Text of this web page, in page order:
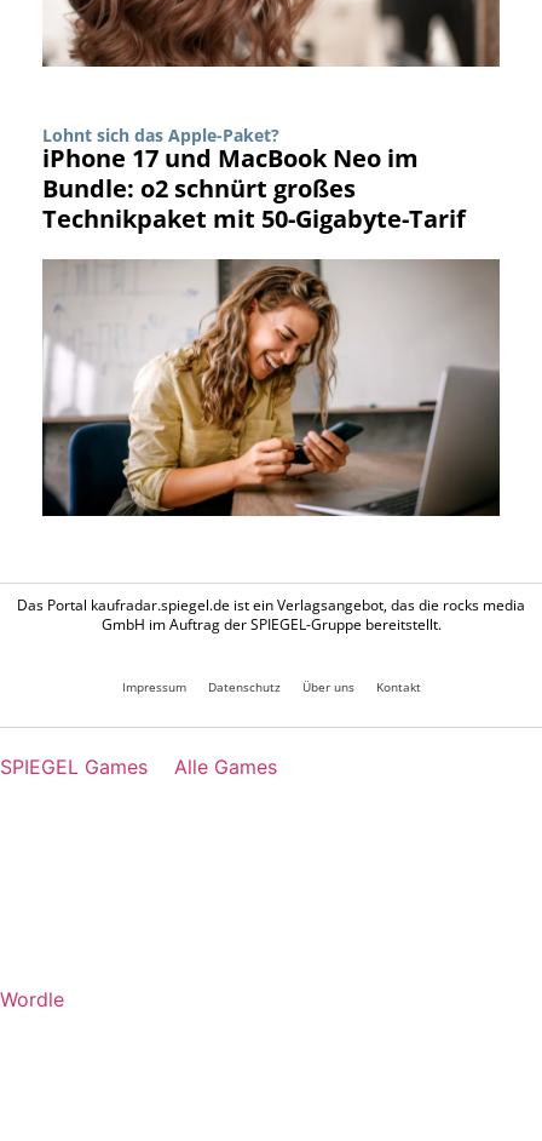
Lohnt sich das Apple-Paket?
iPhone 17 und MacBook Neo im
Bundle: o2 schnürt großes
Technikpaket mit 50-Gigabyte-Tarif
Das Portal kaufradar.spiegel.de ist ein Verlagsangebot, das die rocks media
GmbH im Auftrag der SPIEGEL-Gruppe bereitstellt.
Impressum Datenschutz Über uns Kontakt
SPIEGEL Games Alle Games
Wordle